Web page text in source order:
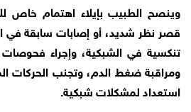
وينصح الطبيب بإيلاء اهتمام خاص
قصر نظر شديد، أو إصابات سابقة في
تنكسية في الشبكية، وإجراء
ومراقبة ضغط الدم، وتجنب الحركات
استعداد لمشكلات شبكية.